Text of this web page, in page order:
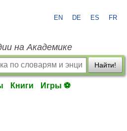
EN DE ES FR
на Академике
Найти!
Книги Игры ⚽